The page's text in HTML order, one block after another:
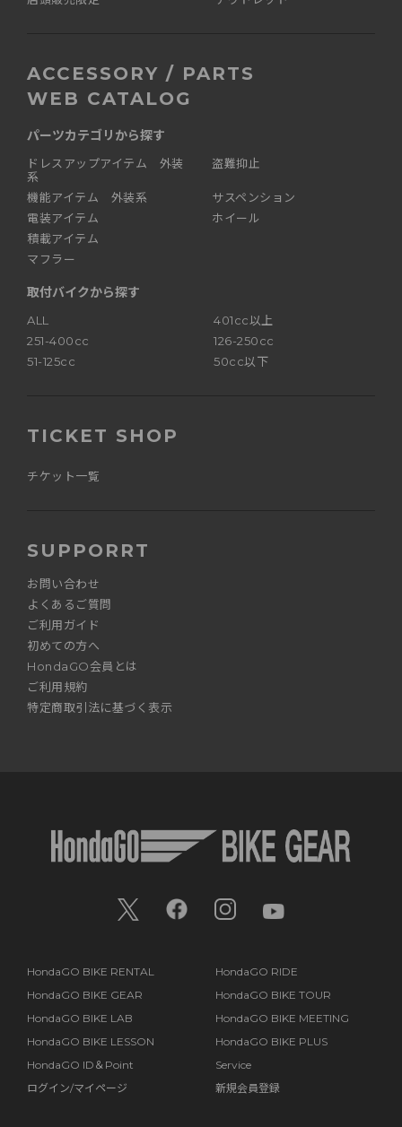
ACCESSORY / PARTS
WEB CATALOG
パーツカテゴリから探す
ドレスアップアイテム 外装
系
機能アイテム 外装系
電装アイテム
積載アイテム
マフラー
盗難抑止
サスペンション
ホイール
取付バイクから探す
ALL
401cc以上
251-400cc
126-250cc
51-125cc
50cc以下
TICKET SHOP
チケット一覧
SUPPORRT
お問い合わせ
よくあるご質問
ご利用ガイド
初めての方へ
HondaGO会員とは
ご利用規約
特定商取引法に基づく表示
HondaGO BIKE RENTAL
HondaGO RIDE
HondaGO BIKE GEAR
HondaGO BIKE TOUR
HondaGO BIKE LAB
HondaGO BIKE MEETING
HondaGO BIKE LESSON
HondaGO BIKE PLUS
HondaGO ID＆Point
Service
ログイン/マイページ
新規会員登録